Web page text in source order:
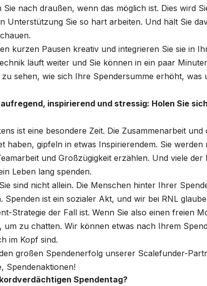
Sie nach draußen, wenn das möglich ist. Dies wird
Unterstützung Sie so hart arbeiten. Und hält Sie
kurzen Pausen kreativ und integrieren Sie sie in
läuft weiter und Sie können in ein paar
sehen, wie sich Ihre Spendersumme erhöht, was
inspirierend und stressig: Holen Sie
ist eine besondere Zeit. Die Zusammenarbeit
haben, gipfeln in etwas Inspirierendem. Sie werden
und Großzügigkeit erzählen. Und viele der
Leben lang spenden.
sind nicht allein. Die Menschen hinter Ihrer
Spenden ist ein sozialer Akt, und wir bei RNL
Strategie der Fall ist. Wenn Sie also einen freien
um zu chatten. Wir können etwas nach Ihrem
im Kopf sind.
großen Spendenerfolg unserer Scalefunder-
Spendenaktionen!
Spendentag?